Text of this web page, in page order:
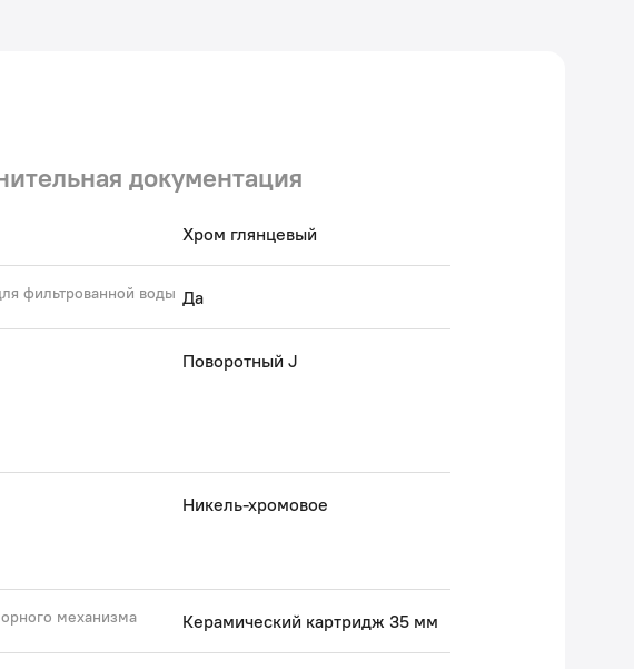
документация
Хром глянцевый
фильтрованной воды Да
Поворотный J
Никель-хромовое
механизма Керамический картридж 35 мм